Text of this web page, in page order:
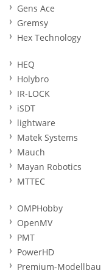
Gens Ace
Gremsy
Hex Technology
HEQ
Holybro
IR-LOCK
iSDT
lightware
Matek Systems
Mauch
Mayan Robotics
MTTEC
OMPHobby
OpenMV
PMT
PowerHD
Premium-Modellbau